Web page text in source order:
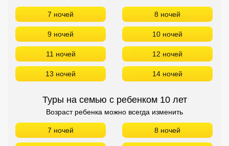
7 ночей 8 ночей
9 ночей 10 ночей
11 ночей 12 ночей
13 ночей 14 ночей
Туры на семью с ребенком 10 лет
Возраст ребенка можно всегда изменить
7 ночей 8 ночей